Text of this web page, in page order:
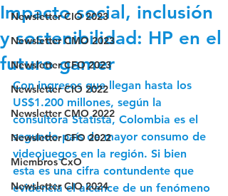
Newsletter CIO 2023
Newsletter CMO 2023
Newsletter CFO 2023
Newsletter CIO 2022
Newsletter CMO 2022
Newsletter CFO 2022
Miembros CxO
Newsletter CIO 2024
Impacto social, inclusión
y sostenibilidad: HP en el
futuro gamer
Con ingresos que llegan hasta los
US$1.200 millones, según la
consultora Statista, Colombia es el
segundo país de mayor consumo de
videojuegos en la región. Si bien
esta es una cifra contundente que
evidencia el alcance de un fenómeno